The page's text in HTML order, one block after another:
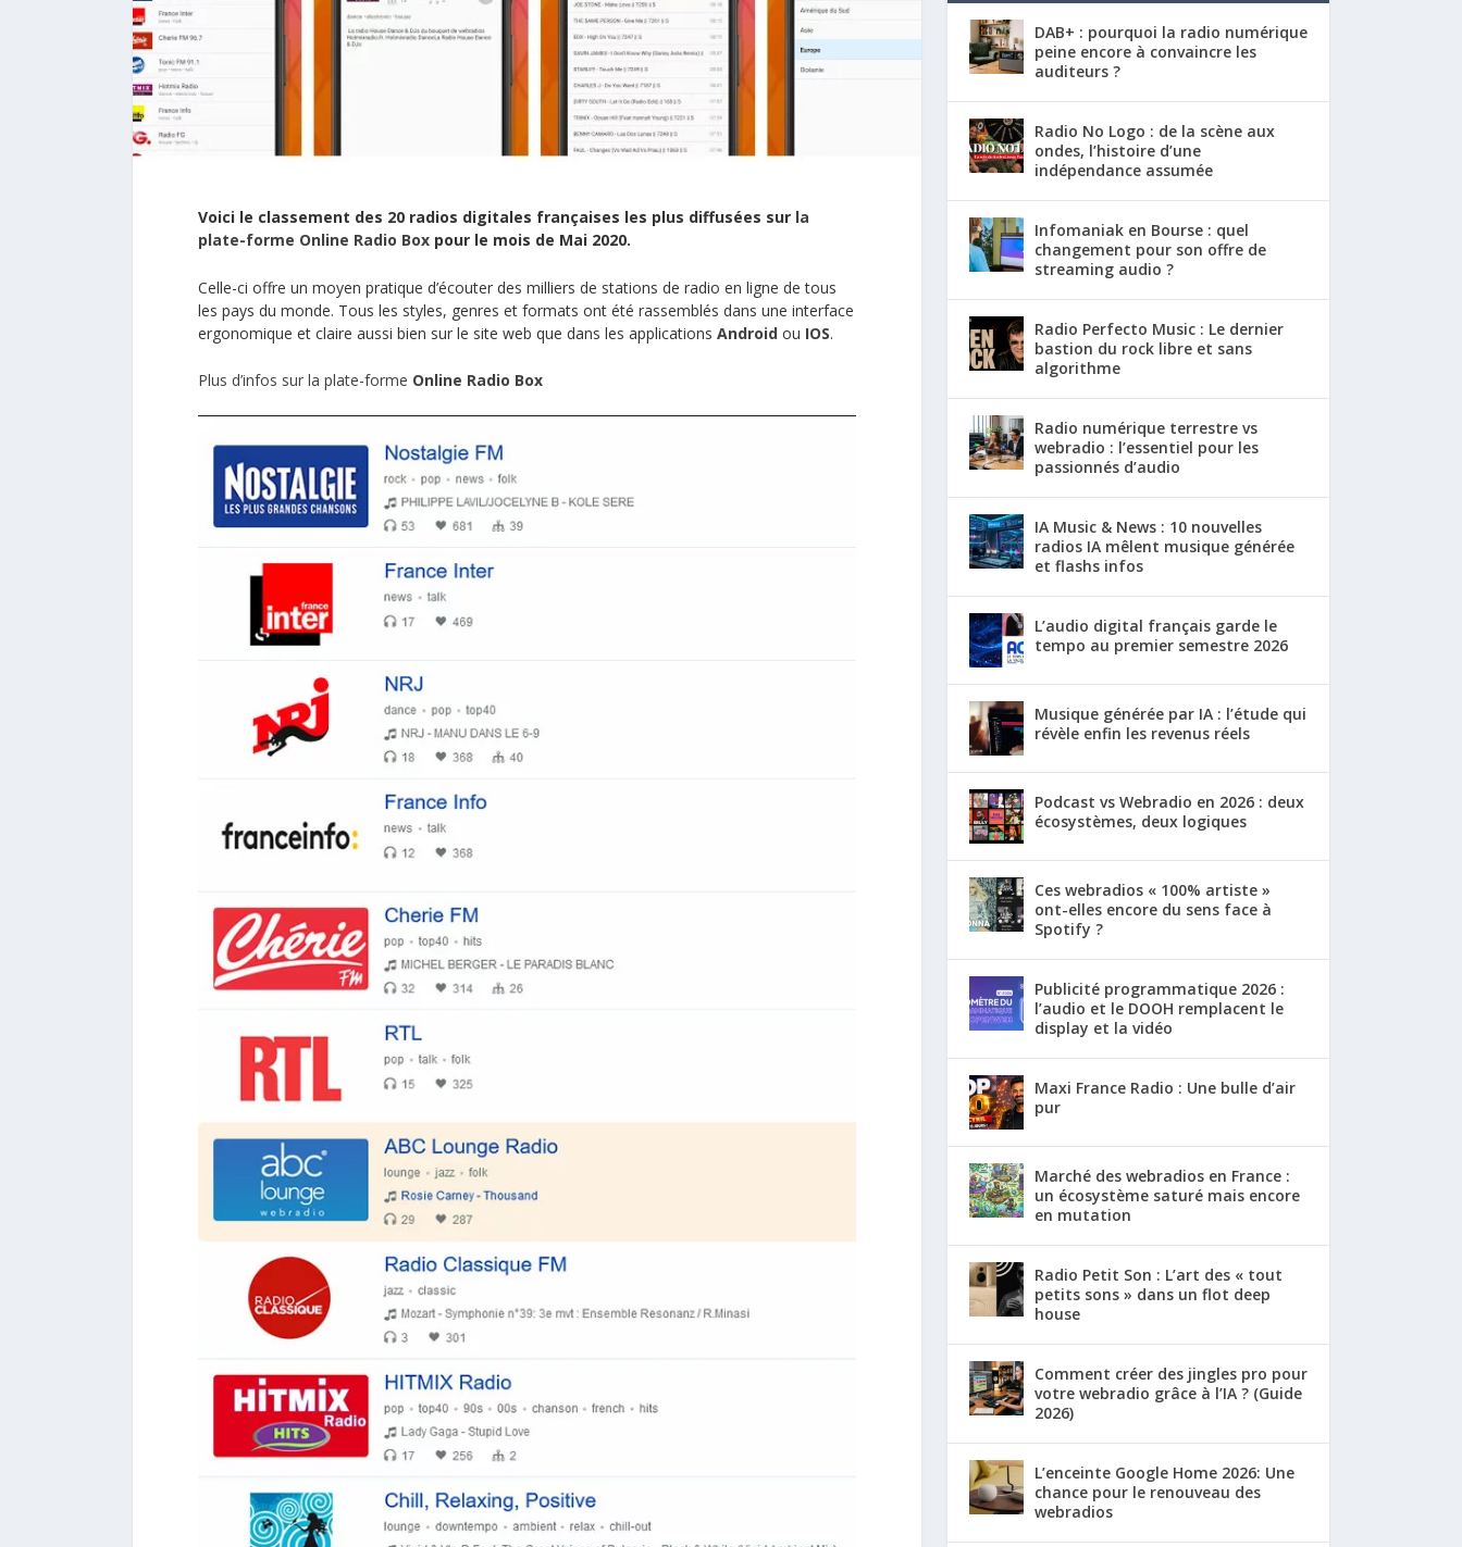
Voici le classement des 20 radios digitales françaises les plus diffusées sur la
plate-forme Online Radio Box pour le mois de Mai 2020.
Celle-ci offre un moyen pratique d’écouter des milliers de stations de radio en ligne de tous
les pays du monde. Tous les styles, genres et formats ont été rassemblés dans une interface
ergonomique et claire aussi bien sur le site web que dans les applications Android ou IOS.
Plus d’infos sur la plate-forme Online Radio Box
DAB+ : pourquoi la radio numérique
peine encore à convaincre les
auditeurs ?
Radio No Logo : de la scène aux
ondes, l’histoire d’une
indépendance assumée
Infomaniak en Bourse : quel
changement pour son offre de
streaming audio ?
Radio Perfecto Music : Le dernier
bastion du rock libre et sans
algorithme
Radio numérique terrestre vs
webradio : l’essentiel pour les
passionnés d’audio
IA Music & News : 10 nouvelles
radios IA mêlent musique générée
et flashs infos
L’audio digital français garde le
tempo au premier semestre 2026
Musique générée par IA : l’étude qui
révèle enfin les revenus réels
Podcast vs Webradio en 2026 : deux
écosystèmes, deux logiques
Ces webradios « 100% artiste »
ont-elles encore du sens face à
Spotify ?
Publicité programmatique 2026 :
l’audio et le DOOH remplacent le
display et la vidéo
Maxi France Radio : Une bulle d’air
pur
Marché des webradios en France :
un écosystème saturé mais encore
en mutation
Radio Petit Son : L’art des « tout
petits sons » dans un flot deep
house
Comment créer des jingles pro pour
votre webradio grâce à l’IA ? (Guide
2026)
L’enceinte Google Home 2026: Une
chance pour le renouveau des
webradios